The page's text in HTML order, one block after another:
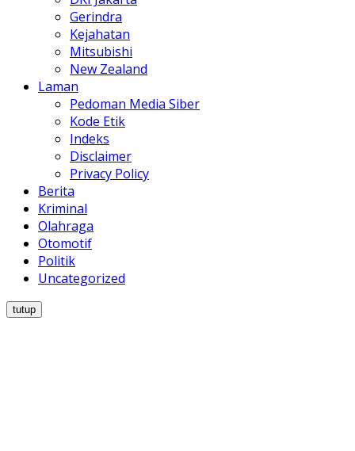
Gerindra
Kejahatan
Mitsubishi
New Zealand
Laman
Pedoman Media Siber
Kode Etik
Indeks
Disclaimer
Privacy Policy
Berita
Kriminal
Olahraga
Otomotif
Politik
Uncategorized
tutup